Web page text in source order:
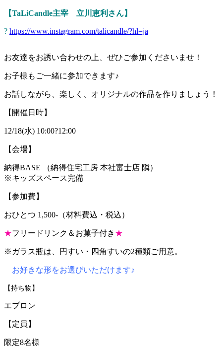
【TaLiCandle主宰 立川恵利さん】
? https://www.instagram.com/talicandle/?hl=ja
お友達をお誘い合わせの上、ぜひご参加くださいませ！
お子様もご一緒に参加できます♪
お話しながら、楽しく、オリジナルの作品を作りましょう！
【開催日時】
12/18(水) 10:00?12:00
【会場】
納得BASE （納得住宅工房 本社富士店 隣）
※キッズスペース完備
【参加費】
おひとつ 1,500- （材料費込・税込）
★フリードリンク＆お菓子付き ★
※ガラス瓶は、円すい・四角すいの2種類ご用意。
お好きな形をお選びいただけます♪
【持ち物】
エプロン
【定員】
限定8名様